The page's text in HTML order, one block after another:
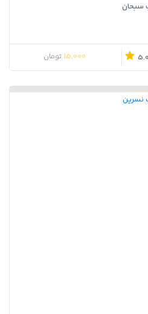
5.0
15,000 تومان